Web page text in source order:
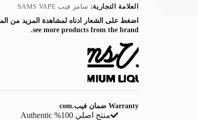
العلامة التجارية: سامز فيب SAMS VAPE
see more products from the brand.
Warranty ضمان فيب.com
منتج اصلي 100% Authentic